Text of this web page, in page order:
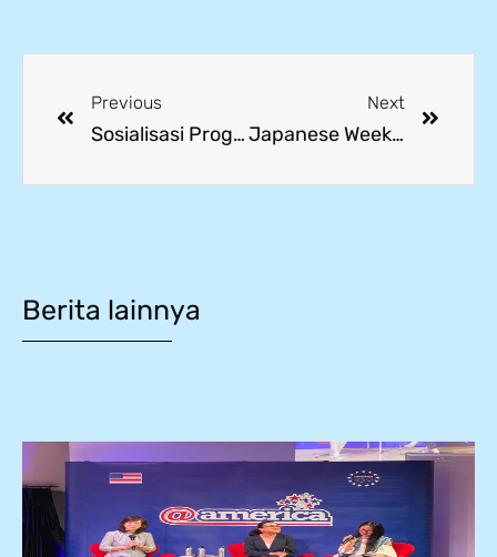
Previous
Sosialisasi Program Sekolah untuk Calon Wali Murid Tahun Pelajaran 2025/2026 di SMK Mitra Industri MM2100
Next
Japanese Week 2025: Siswa SMK Mitra Industri Antusias Belajar Budaya Jepang
Berita lainnya